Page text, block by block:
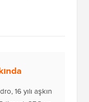
16 yılı aşkın